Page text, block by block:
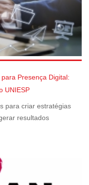
Presença Digital:
UNIESP
para criar estratégias
resultados